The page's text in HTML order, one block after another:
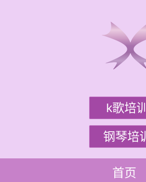
k歌培训
钢琴培训
首页